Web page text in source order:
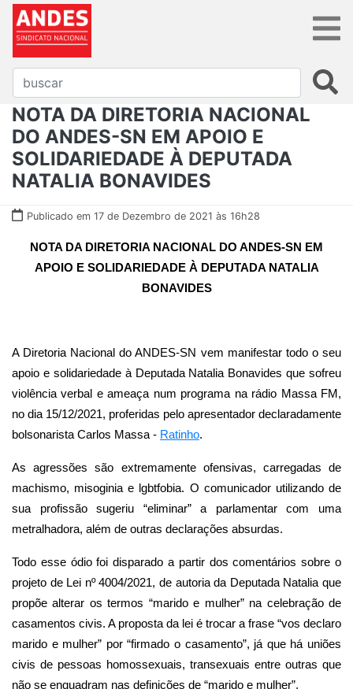
NOTA DA DIRETORIA NACIONAL
DO ANDES-SN EM APOIO E
SOLIDARIEDADE À DEPUTADA
NATALIA BONAVIDES
Publicado em 17 de Dezembro de 2021 às 16h28
NOTA DA DIRETORIA NACIONAL DO ANDES-SN EM
APOIO E SOLIDARIEDADE À DEPUTADA NATALIA
BONAVIDES
A Diretoria Nacional do ANDES-SN vem manifestar todo o seu
apoio e solidariedade à Deputada Natalia Bonavides que sofreu
violência verbal e ameaça num programa na rádio Massa FM,
no dia 15/12/2021, proferidas pelo apresentador declaradamente
bolsonarista Carlos Massa - Ratinho.
As agressões são extremamente ofensivas, carregadas de
machismo, misoginia e lgbtfobia. O comunicador utilizando de
sua profissão sugeriu “eliminar” a parlamentar com uma
metralhadora, além de outras declarações absurdas.
Todo esse ódio foi disparado a partir dos comentários sobre o
projeto de Lei nº 4004/2021, de autoria da Deputada Natalia que
propõe alterar os termos “marido e mulher” na celebração de
casamentos civis. A proposta da lei é trocar a frase “vos declaro
marido e mulher” por “firmado o casamento”, já que há uniões
civis de pessoas homossexuais, transexuais entre outras que
não se enquadram nas definições de “marido e mulher”.